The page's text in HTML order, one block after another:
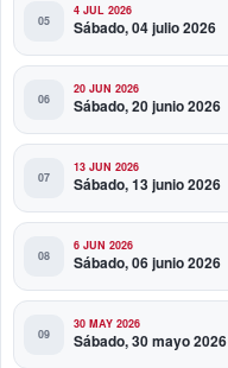
4 JUL 2026
Sábado, 04 julio 2026
20 JUN 2026
Sábado, 20 junio 2026
13 JUN 2026
Sábado, 13 junio 2026
6 JUN 2026
Sábado, 06 junio 2026
30 MAY 2026
Sábado, 30 mayo 2026